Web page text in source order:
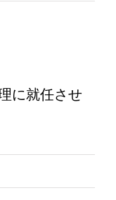
に就任させ